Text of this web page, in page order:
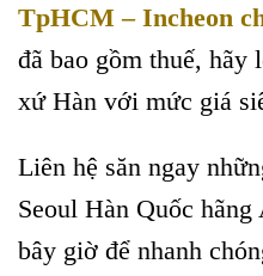
TpHCM – Incheon
đã bao gồm thuế, hãy
xứ Hàn với mức giá
Liên hệ săn ngay
Seoul Hàn Quốc
bây giờ để nhanh